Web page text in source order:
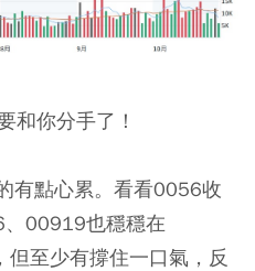
和你分手了！
有點心累。看看0056收
00919也穩穩在
至少有撐住一口氣，反